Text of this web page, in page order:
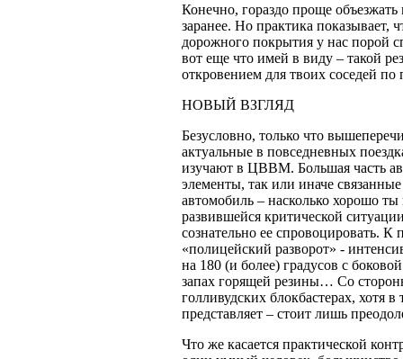
Конечно, гораздо проще
заранее. Но практика показывает,
дорожного покрытия у нас порой
вот еще что имей в виду – такой
откровением для твоих соседей по
НОВЫЙ ВЗГЛЯД
Безусловно, только что
актуальные в повседневных
изучают в ЦВВМ. Большая часть
элементы, так или иначе
автомобиль – насколько хорошо
развившейся критической
сознательно ее спровоцировать.
«полицейский разворот» -
на 180 (и более) градусов с
запах горящей резины… Со
голливудских блокбастерах, хотя
представляет – стоит лишь
Что же касается практической